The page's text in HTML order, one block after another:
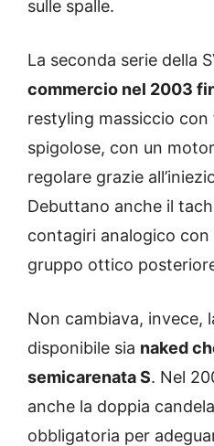
sulle spalle.
La seconda serie della
commercio nel 2003
restyling massiccio
spigolose, con un
regolare grazie
Debuttano anche il
contagiri analogico con
gruppo ottico
Non cambiava, invece,
disponibile sia naked
semicarenata S. Nel
anche la doppia
obbligatoria per